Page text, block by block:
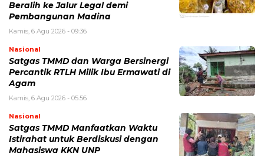
Beralih ke Jalur Legal demi
Pembangunan Madina
Kamis, 6 Agu 2026 - 09:36
Nasional
Satgas TMMD dan Warga Bersinergi
Percantik RTLH Milik Ibu Ermawati di
Agam
Kamis, 6 Agu 2026 - 05:56
Nasional
Satgas TMMD Manfaatkan Waktu
Istirahat untuk Berdiskusi dengan
Mahasiswa KKN UNP